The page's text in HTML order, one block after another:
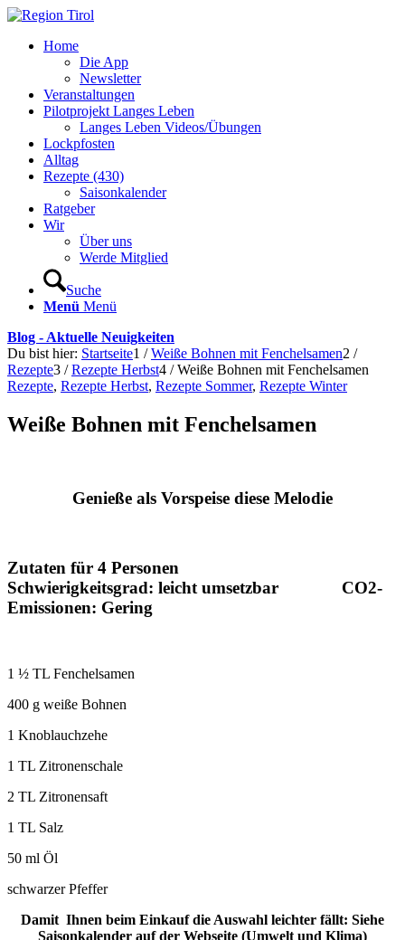
Home
Die App
Newsletter
Veranstaltungen
Pilotprojekt Langes Leben
Langes Leben Videos/Übungen
Lockpfosten
Alltag
Rezepte (430)
Saisonkalender
Ratgeber
Wir
Über uns
Werde Mitglied
Suche
Menü Menü
Blog - Aktuelle Neuigkeiten
Du bist hier: Startseite1 / Weiße Bohnen mit Fenchelsamen2 /
Rezepte3 / Rezepte Herbst4 / Weiße Bohnen mit Fenchelsamen
Rezepte, Rezepte Herbst, Rezepte Sommer, Rezepte Winter
Weiße Bohnen mit Fenchelsamen
Genieße als Vorspeise diese Melodie
Zutaten für 4 Personen
Schwierigkeitsgrad: leicht umsetzbar CO2-
Emissionen: Gering
1 ½ TL Fenchelsamen
400 g weiße Bohnen
1 Knoblauchzehe
1 TL Zitronenschale
2 TL Zitronensaft
1 TL Salz
50 ml Öl
schwarzer Pfeffer
Damit Ihnen beim Einkauf die Auswahl leichter fällt: Siehe
Saisonkalender auf der Webseite (Umwelt und Klima)